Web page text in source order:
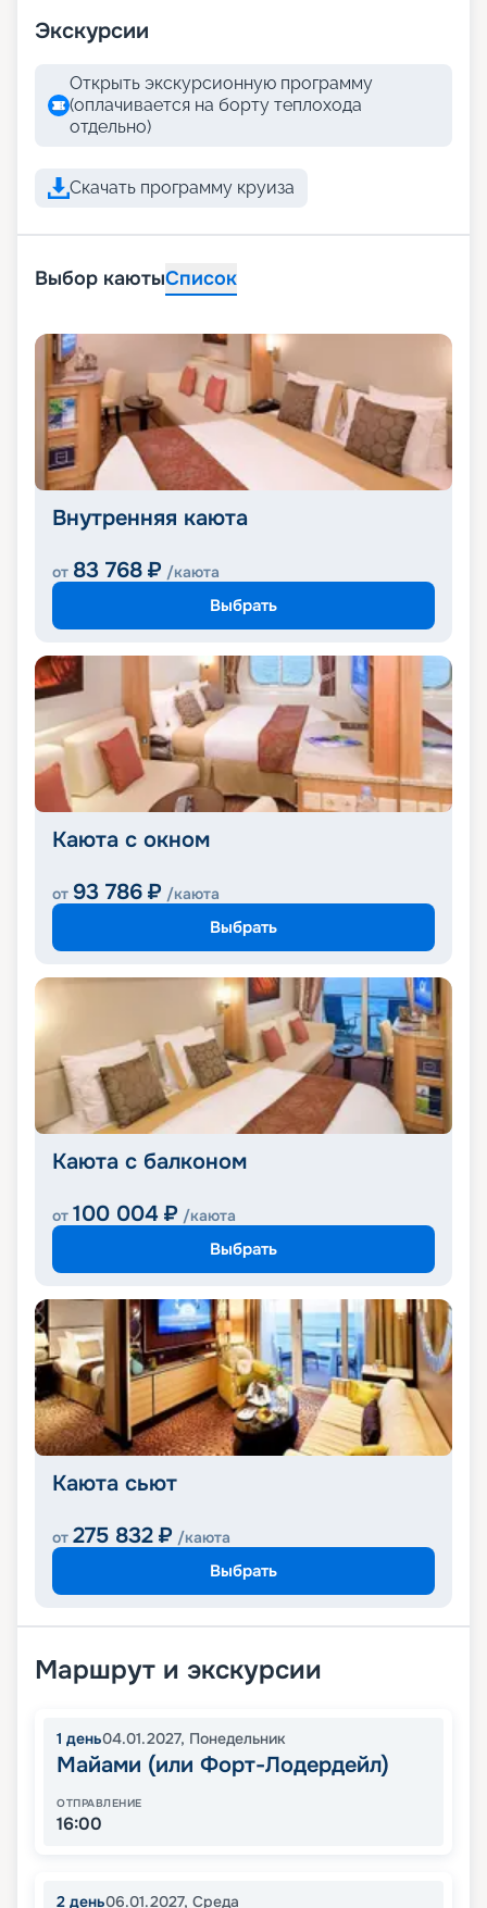
Экскурсии
Открыть экскурсионную программу
(оплачивается на борту теплохода
отдельно)
Скачать программу круиза
Выбор каютыСписок
Внутренняя каюта
от 83 768 ₽ /каюта
Выбрать
Каюта с окном
от 93 786 ₽ /каюта
Выбрать
Каюта с балконом
от 100 004 ₽ /каюта
Выбрать
Каюта сьют
от 275 832 ₽ /каюта
Выбрать
Маршрут и экскурсии
1 день04.01.2027, Понедельник
Майами (или Форт-Лодердейл)
ОТПРАВЛЕНИЕ
16:00
2 день06.01.2027, Среда